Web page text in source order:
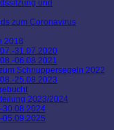
und
zum Coronavirus
2018
31.07.2020
06.08.2021
Schnuppersegeln 2022
25.08.2023
2023/2024
30.08.2024
05.09.2025